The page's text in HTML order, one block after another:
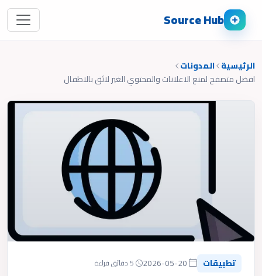
Source Hub
الرئيسية المدونات
افضل متصفح لمنع الاعلانات والمحتوي الغير لائق بالاطفال
تطبيقات